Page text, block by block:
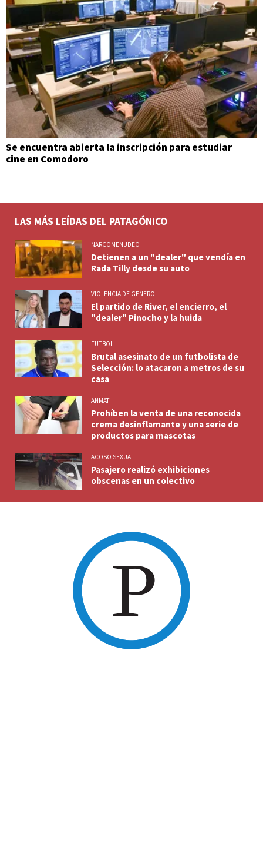
Se encuentra abierta la inscripción para estudiar
cine en Comodoro
LAS MÁS LEÍDAS DEL PATAGÓNICO
NARCOMENUDEO
Detienen a un "dealer" que vendía en
Rada Tilly desde su auto
VIOLENCIA DE GENERO
El partido de River, el encierro, el
"dealer" Pinocho y la huida
FUTBOL
Brutal asesinato de un futbolista de
Selección: lo atacaron a metros de su
casa
ANMAT
Prohíben la venta de una reconocida
crema desinflamante y una serie de
productos para mascotas
ACOSO SEXUAL
Pasajero realizó exhibiciones
obscenas en un colectivo